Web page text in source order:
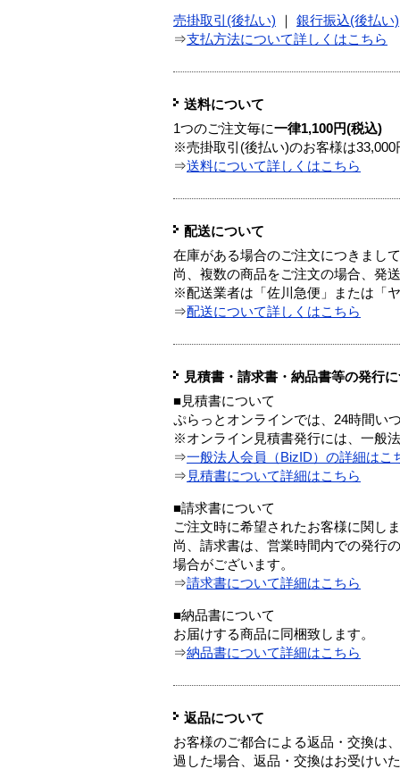
売掛取引(後払い) 銀行振込(後払い)
⇒支払方法について詳しくはこちら
送料について
1つのご注文毎に一律1,100円(税込)
※売掛取引(後払い)のお客様は33,000
⇒送料について詳しくはこちら
配送について
在庫がある場合のご注文につきまし
尚、複数の商品をご注文の場合、発
※配送業者は「佐川急便」または「
⇒配送について詳しくはこちら
見積書・請求書・納品書等の発行
■見積書について
ぷらっとオンラインでは、24時間い
※オンライン見積書発行には、一般
⇒一般法人会員（BizID）の詳細はこ
⇒ 見積書について詳細はこちら
■請求書について
ご注文時に希望されたお客様に関し
尚、請求書は、営業時間内での発行
場合がございます。
⇒請求書について詳細はこちら
■納品書について
お届けする商品に同梱致します。
⇒納品書について詳細はこちら
返品について
お客様のご都合による返品・交換は
過した場合、返品・交換はお受けいた